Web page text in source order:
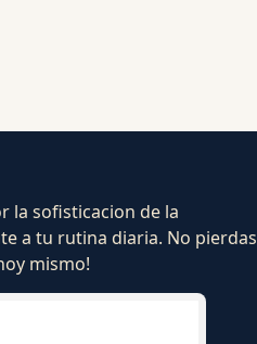
la sofisticacion de la
a tu rutina diaria. No pierdas
mismo!